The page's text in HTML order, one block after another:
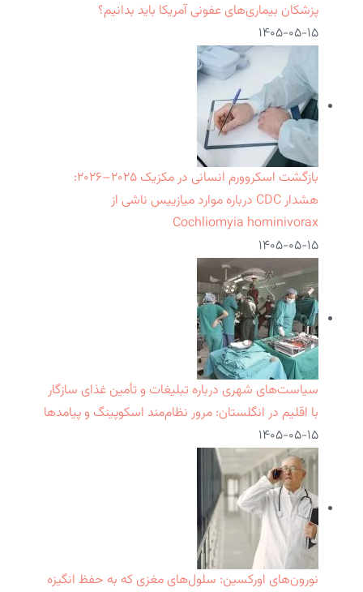
پزشکان بیماری‌های عفونی آمریکا باید بدانیم؟
۱۴۰۵-۰۵-۱۵
بازگشت اسکروورم انسانی در مکزیک ۲۰۲۵–۲۰۲۶:
هشدار CDC درباره موارد میازییس ناشی از
Cochliomyia hominivorax
۱۴۰۵-۰۵-۱۵
سیاست‌های شهری درباره تبلیغات و تأمین غذای سازگار
با اقلیم در انگلستان: مرور نظام‌مند اسکوپینگ و پیامدها
۱۴۰۵-۰۵-۱۵
نورون‌های اورکسین: سلول‌های مغزی که به حفظ انگیزه